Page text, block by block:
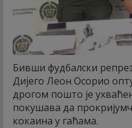
Бивши фудбалски
Дијего Леон Осорио
дрогом пошто је
покушава да
кокаина у гаћама.